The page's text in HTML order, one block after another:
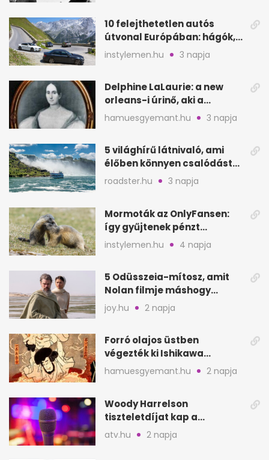
10 felejthetetlen autós
útvonal Európában: hágók,
partok, fjordok
instylemen.hu 3 napja
Delphine LaLaurie: a new
orleans-i úrinő, aki a
padláson kínzott
hamuesgyemant.hu 3 napja
5 világhírű látnivaló, ami
élőben könnyen csalódást
okozhat
roadster.hu 3 napja
Mormoták az OnlyFansen:
így gyűjtenek pénzt
amerikai kutatók
instylemen.hu 4 napja
5 Odüsszeia-mítosz, amit
Nolan filmje máshogy
mutat, mint Homérosz
joy.hu 2 napja
Forró olajos üstben
végezték ki Ishikawa
Goemont, Japán Robin
Hoodját
hamuesgyemant.hu 2 napja
Woody Harrelson
tiszteletdíjat kap a
Szarajevói Filmfesztiválon
atv.hu 2 napja